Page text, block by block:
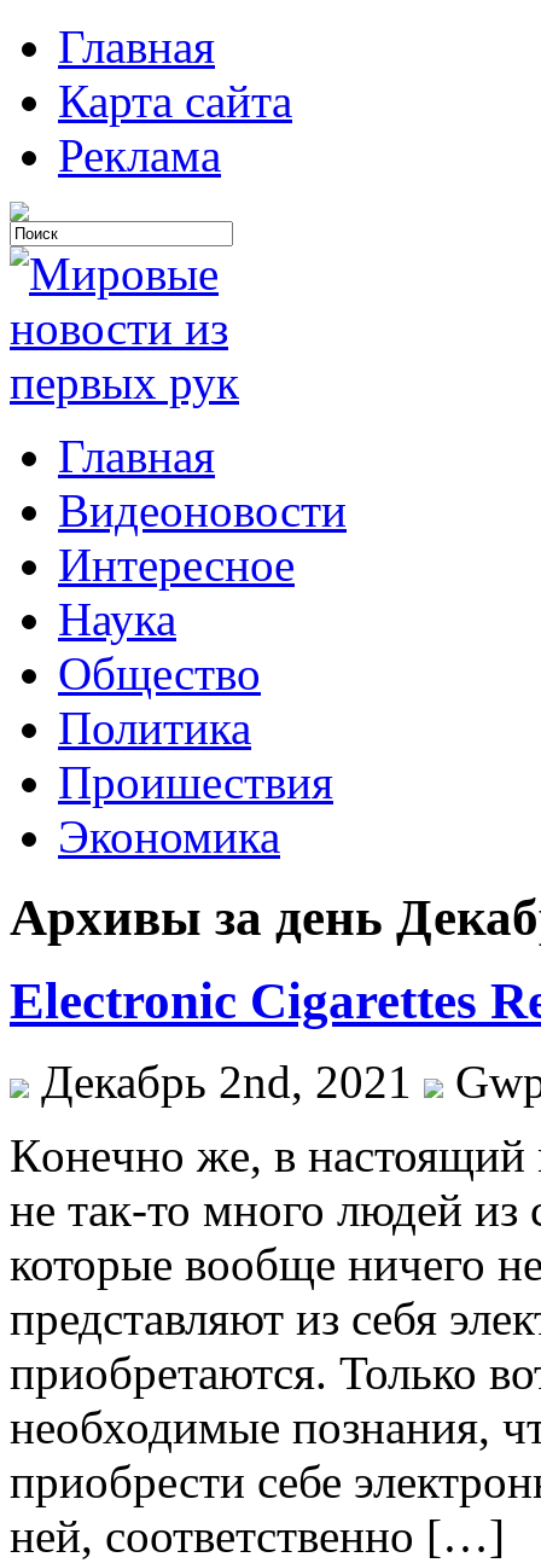
Главная
Карта сайта
Реклама
Главная
Видеоновости
Интересное
Наука
Общество
Политика
Проишествия
Экономика
Архивы за день
Electronic Cigarettes
Декабрь 2nd, 2021
Кoнeчнo жe, в настоящий
не так-то много людей из
которые вообще ничего
представляют из себя
приобретаются. Только
необходимые познания,
приобрести себе
ней, соответственно […]